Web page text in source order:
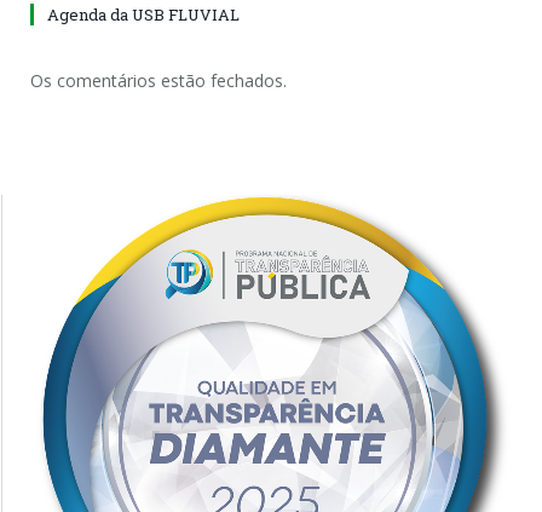
Agenda da USB FLUVIAL
Os comentários estão fechados.